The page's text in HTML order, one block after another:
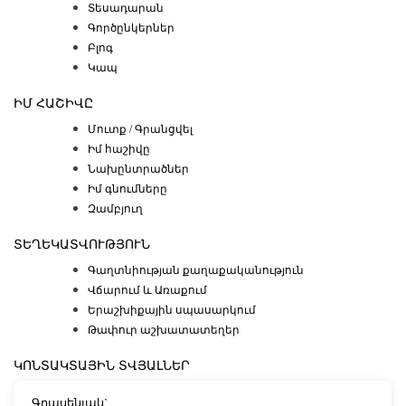
Տեսադարան
Գործընկերներ
Բլոգ
Կապ
ԻՄ ՀԱՇԻՎԸ
Մուտք / Գրանցվել
Իմ հաշիվը
Նախընտրածներ
Իմ գնումները
Զամբյուղ
ՏԵՂԵԿԱՏՎՈՒԹՅՈՒՆ
Գաղտնիության քաղաքականություն
Վճարում և Առաքում
Երաշխիքային սպասարկում
Թափուր աշխատատեղեր
ԿՈՆՏԱԿՏԱՅԻՆ ՏՎՅԱԼՆԵՐ
Գրասենյակ`